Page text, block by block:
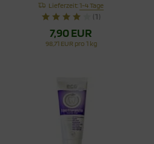
Lieferzeit:1-4 Tage
(1)
7,90 EUR
98,71 EUR pro 1 kg